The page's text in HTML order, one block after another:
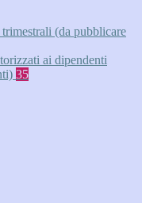
trimestrali (da pubblicare
ai dipendenti
35